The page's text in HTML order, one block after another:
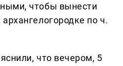
чтобы вынести
по ч.
что вечером, 5